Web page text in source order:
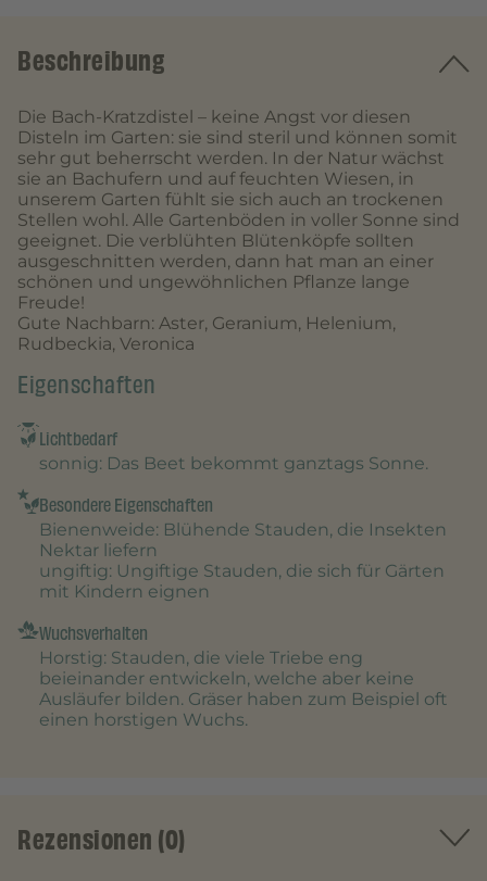
Beschreibung
Die Bach-Kratzdistel – keine Angst vor diesen
Disteln im Garten: sie sind steril und können somit
sehr gut beherrscht werden. In der Natur wächst
sie an Bachufern und auf feuchten Wiesen, in
unserem Garten fühlt sie sich auch an trockenen
Stellen wohl. Alle Gartenböden in voller Sonne sind
geeignet. Die verblühten Blütenköpfe sollten
ausgeschnitten werden, dann hat man an einer
schönen und ungewöhnlichen Pflanze lange
Freude!
Gute Nachbarn: Aster, Geranium, Helenium,
Rudbeckia, Veronica
Eigenschaften
Lichtbedarf
sonnig: Das Beet bekommt ganztags Sonne.
Besondere Eigenschaften
Bienenweide: Blühende Stauden, die Insekten
Nektar liefern
ungiftig: Ungiftige Stauden, die sich für Gärten
mit Kindern eignen
Wuchsverhalten
Horstig: Stauden, die viele Triebe eng
beieinander entwickeln, welche aber keine
Ausläufer bilden. Gräser haben zum Beispiel oft
einen horstigen Wuchs.
Rezensionen (0)